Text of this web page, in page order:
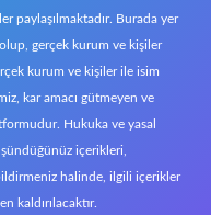
paylaşılmaktadır. Burada yer
gerçek kurum ve kişiler
kurum ve kişiler ile isim
kar amacı gütmeyen ve
Hukuka ve yasal
içerikleri,
halinde, ilgili içerikler
kaldırılacaktır.